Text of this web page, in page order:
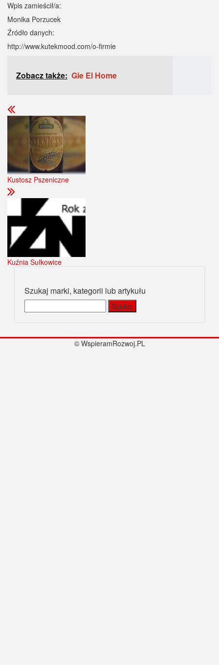
Wpis zamieścił/a:
Monika Porzucek
Źródło danych:
http://www.kutekmood.com/o-firmie
Zobacz także: Gie El Home
Kustosz Pszeniczne
Kuźnia Sułkowice
Szukaj marki, kategorii lub artykułu
© WspieramRozwoj.PL